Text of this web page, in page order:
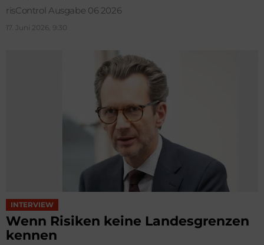
risControl Ausgabe 06 2026
17. Juni 2026, 9:30
INTERVIEW
Wenn Risiken keine Landesgrenzen
kennen